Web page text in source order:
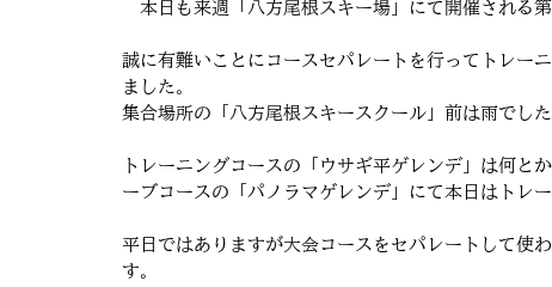
本日も来週「八方尾根スキー場」にて開催される
誠に有難いことにコースセパレートを行ってトレー
ました。
集合場所の「八方尾根スキースクール」前は雨でし
トレーニングコースの「ウサギ平ゲレンデ」は何と
ーブコースの「パノラマゲレンデ」にて本日はトレ
平日ではありますが大会コースをセパレートして使
す。